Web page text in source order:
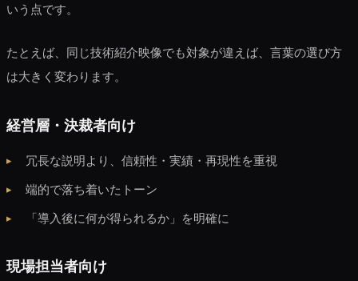
いう点です。
たとえば、同じ技術紹介映像でも対象が違えば、言葉の選び方
は大きく変わります。
経営層・決裁者向け
冗長な説明より、信頼性・実績・再現性を重視
端的で落ち着いたトーン
「導入後に何が得られるか」を明確に
現場担当者向け